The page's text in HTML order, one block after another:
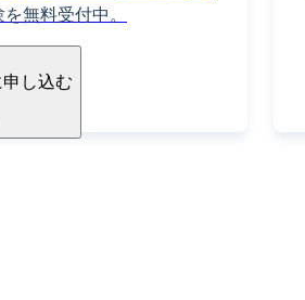
無料受付中。
し込む